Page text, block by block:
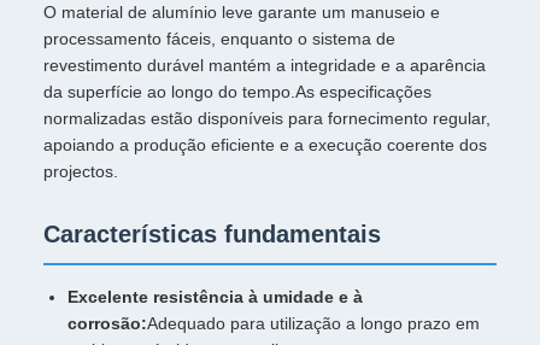
O material de alumínio leve garante um manuseio e
processamento fáceis, enquanto o sistema de
revestimento durável mantém a integridade e a aparência
da superfície ao longo do tempo.As especificações
normalizadas estão disponíveis para fornecimento regular,
apoiando a produção eficiente e a execução coerente dos
projectos.
Características fundamentais
Excelente resistência à umidade e à
corrosão:Adequado para utilização a longo prazo em